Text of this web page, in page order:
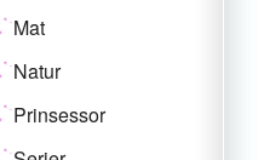
Mat
Natur
Prinsessor